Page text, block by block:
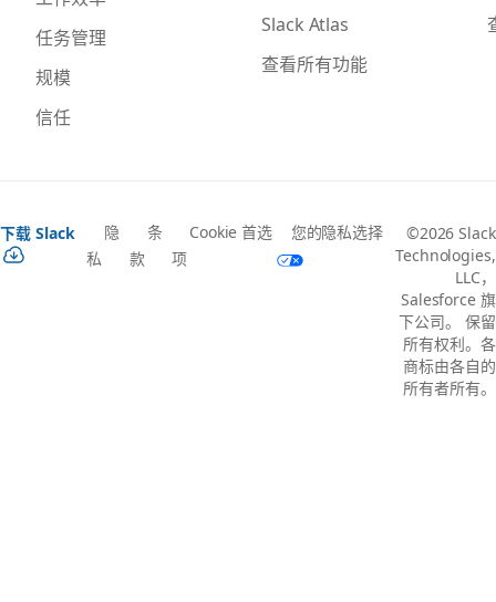
任务管理
规模
信任
Slack Atlas
查看所有功能
下载 Slack
隐
私
条
款
Cookie 首选
项
您的隐私选择
©2026 Slack
Technologies,
LLC，
Salesforce 旗
下公司。 保留
所有权利。各
商标由各自的
所有者所有。